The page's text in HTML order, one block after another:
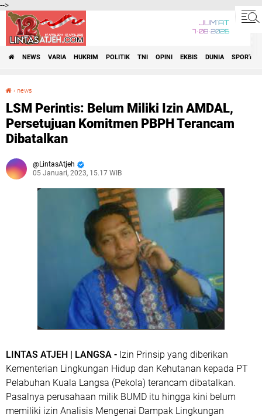
-->
JUM'AT
7•08•2026
NEWS VARIA HUKRIM POLITIK TNI OPINI EKBIS DUNIA SPORT
› news
LSM Perintis: Belum Miliki Izin AMDAL,
Persetujuan Komitmen PBPH Terancam
Dibatalkan
LintasAtjeh
05 Januari, 2023, 15.17 WIB
LINTAS ATJEH | LANGSA - Izin Prinsip yang diberikan
Kementerian Lingkungan Hidup dan Kehutanan kepada PT
Pelabuhan Kuala Langsa (Pekola) terancam dibatalkan.
Pasalnya perusahaan milik BUMD itu hingga kini belum
memiliki izin Analisis Mengenai Dampak Lingkungan